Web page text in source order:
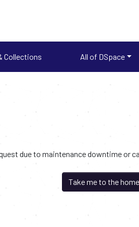
Collections All of DSpace
due to maintenance downtime or
Take me to the